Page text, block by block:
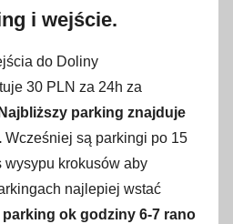
i wejście.
do Doliny
30 PLN za 24h za
Najbliższy parking znajduje
Wcześniej są parkingi po 15
wysypu krokusów aby
najlepiej wstać
parking ok godziny 6-7 rano